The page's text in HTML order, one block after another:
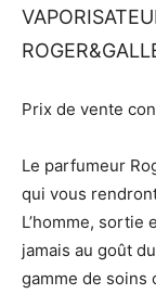
Prix de vente
Le parfumeur
qui vous
L’homme,
jamais au goût
gamme de soins